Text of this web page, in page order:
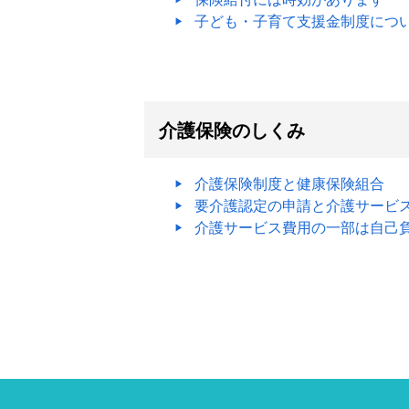
子ども・子育て支援金制度につ
介護保険のしくみ
介護保険制度と健康保険組合
要介護認定の申請と介護サービ
介護サービス費用の一部は自己